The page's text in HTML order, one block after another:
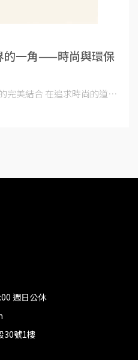
的一角——時尚與環保
完美結合 在追求時尚的道⋯
週日公休
30號1樓